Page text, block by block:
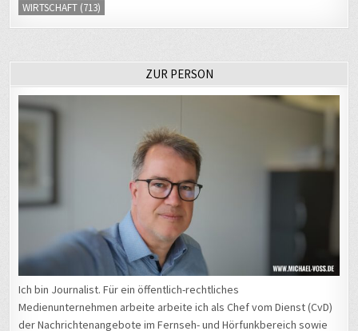
WIRTSCHAFT (713)
ZUR PERSON
Ich bin Journalist. Für ein öffentlich-rechtliches
Medienunternehmen arbeite arbeite ich als Chef vom Dienst (CvD)
der Nachrichtenangebote im Fernseh- und Hörfunkbereich sowie